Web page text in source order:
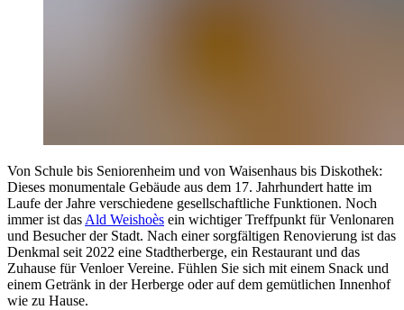
Von Schule bis Seniorenheim und von Waisenhaus bis Diskothek:
Dieses monumentale Gebäude aus dem 17. Jahrhundert hatte im
Laufe der Jahre verschiedene gesellschaftliche Funktionen. Noch
immer ist das Ald Weishoès ein wichtiger Treffpunkt für Venlonaren
und Besucher der Stadt. Nach einer sorgfältigen Renovierung ist das
Denkmal seit 2022 eine Stadtherberge, ein Restaurant und das
Zuhause für Venloer Vereine. Fühlen Sie sich mit einem Snack und
einem Getränk in der Herberge oder auf dem gemütlichen Innenhof
wie zu Hause.